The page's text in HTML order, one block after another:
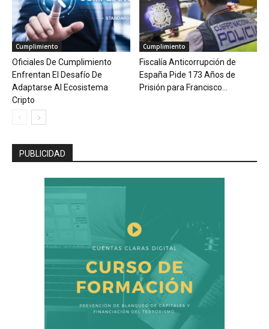
Cumplimiento
Oficiales De Cumplimiento
Enfrentan El Desafío De
Adaptarse Al Ecosistema
Cripto
Cumplimiento
Fiscalía Anticorrupción de
España Pide 173 Años de
Prisión para Francisco...
PUBLICIDAD